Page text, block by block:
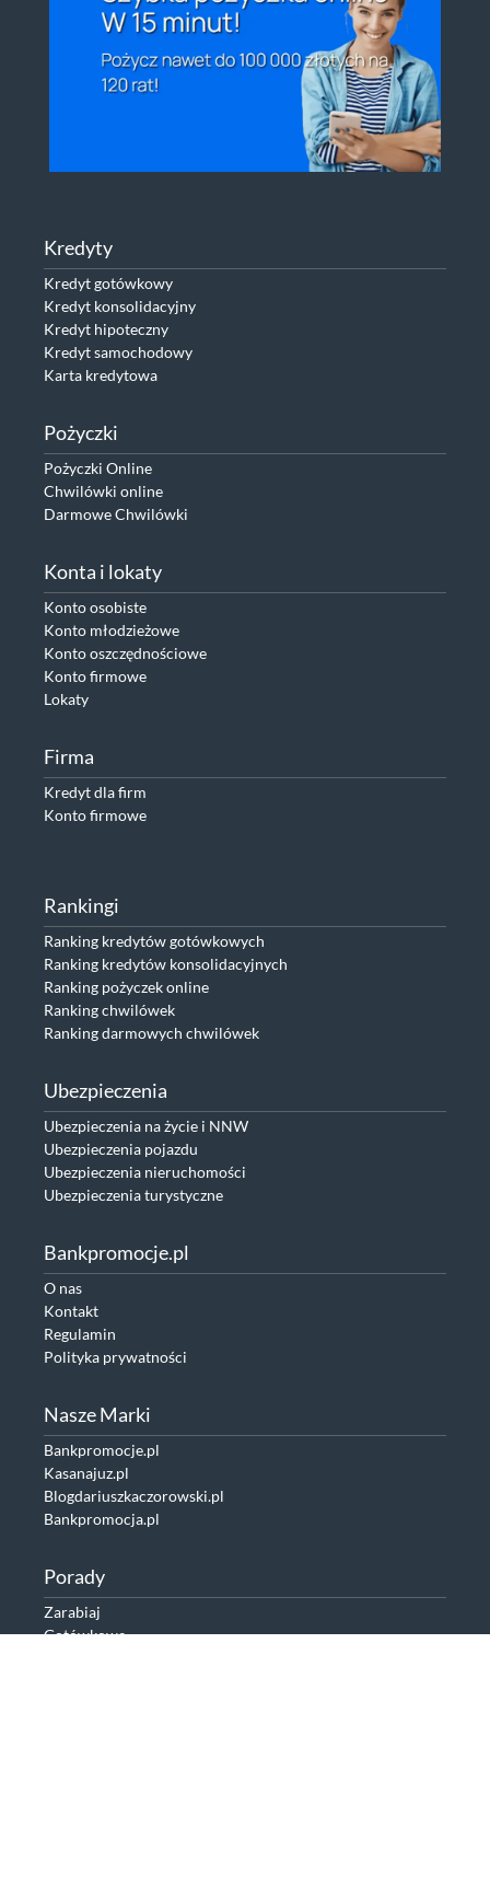
Kredyty
Kredyt gotówkowy
Kredyt konsolidacyjny
Kredyt hipoteczny
Kredyt samochodowy
Karta kredytowa
Pożyczki
Pożyczki Online
Chwilówki online
Darmowe Chwilówki
Konta i lokaty
Konto osobiste
Konto młodzieżowe
Konto oszczędnościowe
Konto firmowe
Lokaty
Firma
Kredyt dla firm
Konto firmowe
Rankingi
Ranking kredytów gotówkowych
Ranking kredytów konsolidacyjnych
Ranking pożyczek online
Ranking chwilówek
Ranking darmowych chwilówek
Ubezpieczenia
Ubezpieczenia na życie i NNW
Ubezpieczenia pojazdu
Ubezpieczenia nieruchomości
Ubezpieczenia turystyczne
Bankpromocje.pl
O nas
Kontakt
Regulamin
Polityka prywatności
Nasze Marki
Bankpromocje.pl
Kasanajuz.pl
Blogdariuszkaczorowski.pl
Bankpromocja.pl
Porady
Zarabiaj
Gotówkowe